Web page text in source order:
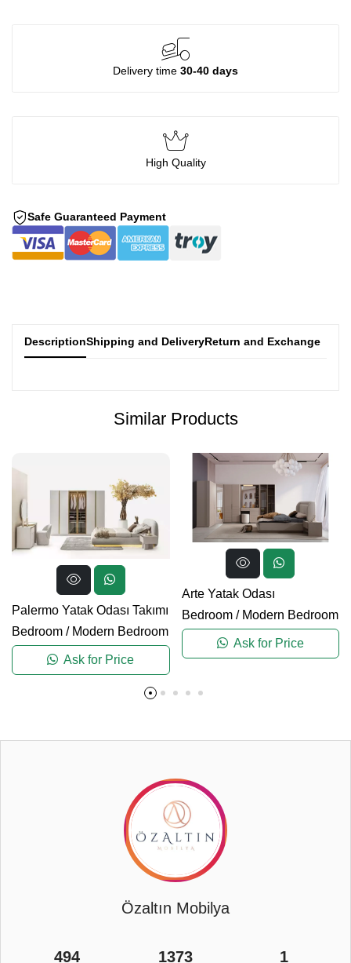
Delivery time 30-40 days
High Quality
Safe Guaranteed Payment
DescriptionShipping and DeliveryReturn and Exchange
Similar Products
Palermo Yatak Odası Takımı
Bedroom / Modern Bedroom
Ask for Price
Arte Yatak Odası
Bedroom/ Modern Bedroom
Ask for Price
Özaltın Mobilya
494 1373 1